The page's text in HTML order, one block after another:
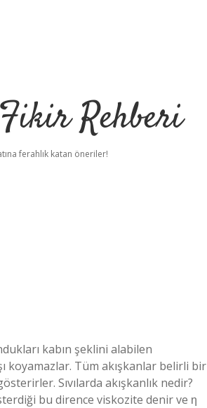
Rehberi
ferahlık katan öneriler!
kabın şeklini alabilen
koyamazlar. Tüm akışkanlar belirli bir
Sıvılarda akışkanlık nedir?
bu dirence viskozite denir ve ƞ